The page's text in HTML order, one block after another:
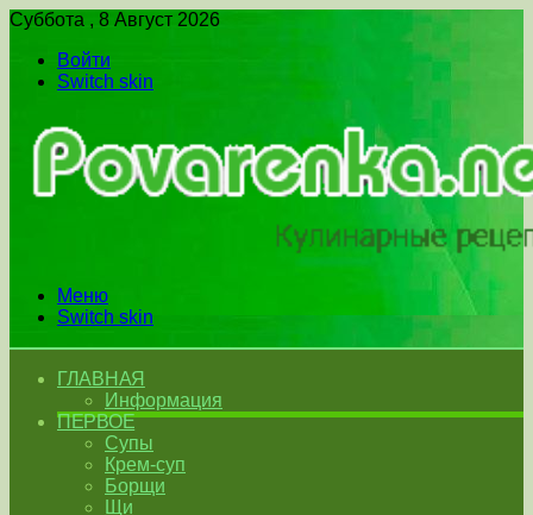
Суббота , 8 Август 2026
Войти
Switch skin
Меню
Switch skin
ГЛАВНАЯ
Информация
ПЕРВОЕ
Супы
Крем-суп
Борщи
Щи